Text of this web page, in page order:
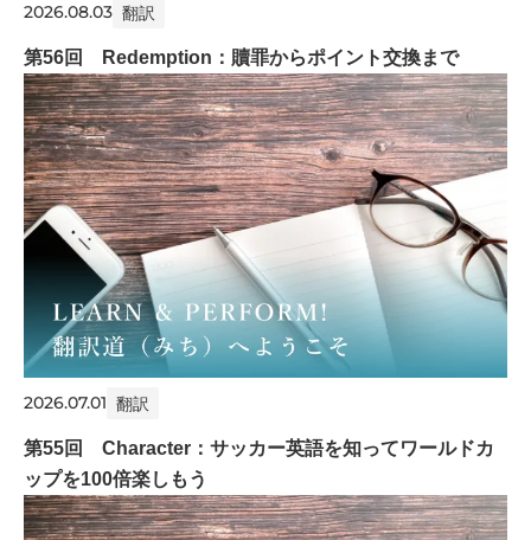
2026.08.03 翻訳
第56回 Redemption：贖罪からポイント交換まで
2026.07.01 翻訳
第55回 Character：サッカー英語を知ってワールドカ
ップを100倍楽しもう